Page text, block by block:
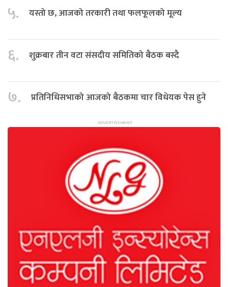
५. यस्तो छ, आजको तरकारी तथा फलफूलको मूल्य
६. शुक्रबार तीन वटा संसदीय समितिको बैठक बस्दै
७. प्रतिनिधिसभाको आजको बैठकमा चार विधेयक पेस हुने